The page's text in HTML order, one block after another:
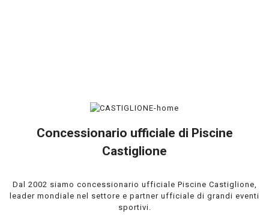
Concessionario ufficiale di Piscine
Castiglione
Dal 2002 siamo concessionario ufficiale Piscine Castiglione,
leader mondiale nel settore e partner ufficiale di grandi eventi
sportivi.